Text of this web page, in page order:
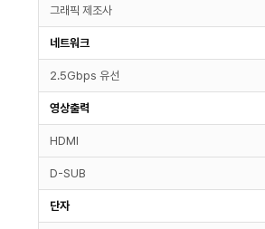
그래픽 제조사
네트워크
2.5Gbps 유선
영상출력
HDMI
D-SUB
단자